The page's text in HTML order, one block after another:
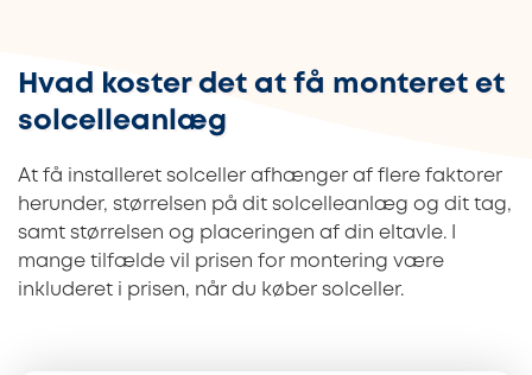
Hvad koster det at få monteret et
solcelleanlæg
At få installeret solceller afhænger af flere faktorer
herunder, størrelsen på dit solcelleanlæg og dit tag,
samt størrelsen og placeringen af din eltavle. I
mange tilfælde vil prisen for montering være
inkluderet i prisen, når du køber solceller.